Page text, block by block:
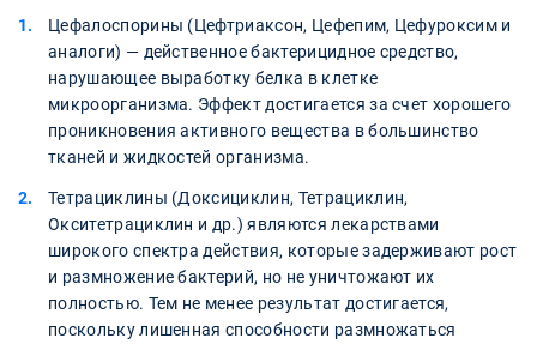
Цефалоспорины (Цефтриаксон, Цефепим, Цефуроксим и
аналоги) — действенное бактерицидное средство,
нарушающее выработку белка в клетке
микроорганизма. Эффект достигается за счет хорошего
проникновения активного вещества в большинство
тканей и жидкостей организма.
Тетрациклины (Доксициклин, Тетрациклин,
Окситетрациклин и др.) являются лекарствами
широкого спектра действия, которые задерживают рост
и размножение бактерий, но не уничтожают их
полностью. Тем не менее результат достигается,
поскольку лишенная способности размножаться